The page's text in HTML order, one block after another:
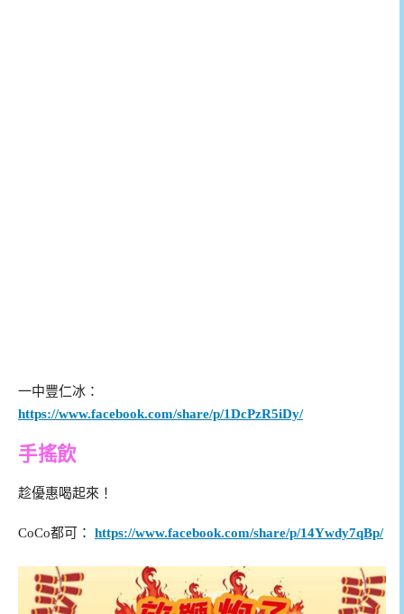
一中豐仁冰：
https://www.facebook.com/share/p/1DcPzR5iDy/
手搖飲
趁優惠喝起來！
CoCo都可： https://www.facebook.com/share/p/14Ywdy7qBp/